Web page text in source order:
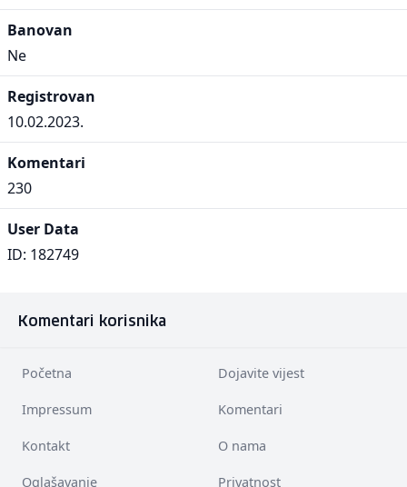
Banovan
Ne
Registrovan
10.02.2023.
Komentari
230
User Data
ID: 182749
Komentari korisnika
Početna Dojavite vijest
Impressum Komentari
Kontakt O nama
Oglašavanje Privatnost